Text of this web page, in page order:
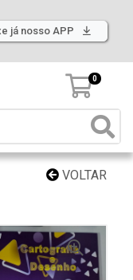
já nosso APP
0
VOLTAR